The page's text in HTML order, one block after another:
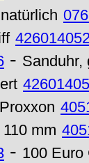
- Sanduhr,
mm
- 100 Euro